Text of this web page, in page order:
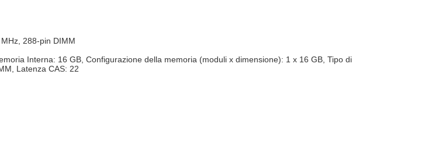
288-pin DIMM
Interna: 16 GB, Configurazione della memoria (moduli x dimensione): 1 x 16 GB, Tipo di
Latenza CAS: 22